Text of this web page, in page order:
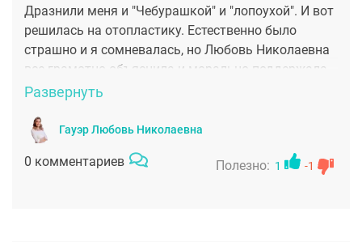
Дразнили меня и "Чебурашкой" и "лопоухой". И вот
решилась на отопластику. Естественно было
страшно и я сомневалась, но Любовь Николаевна
все грамотно объяснила и морально поддержала.
Я ни разу не пожалела об операции! Сейчас у меня
еще долго вспоминать умелые руки мастера!
Развернуть
Гауэр Любовь Николаевна
0 комментариев Полезно: 1 -1